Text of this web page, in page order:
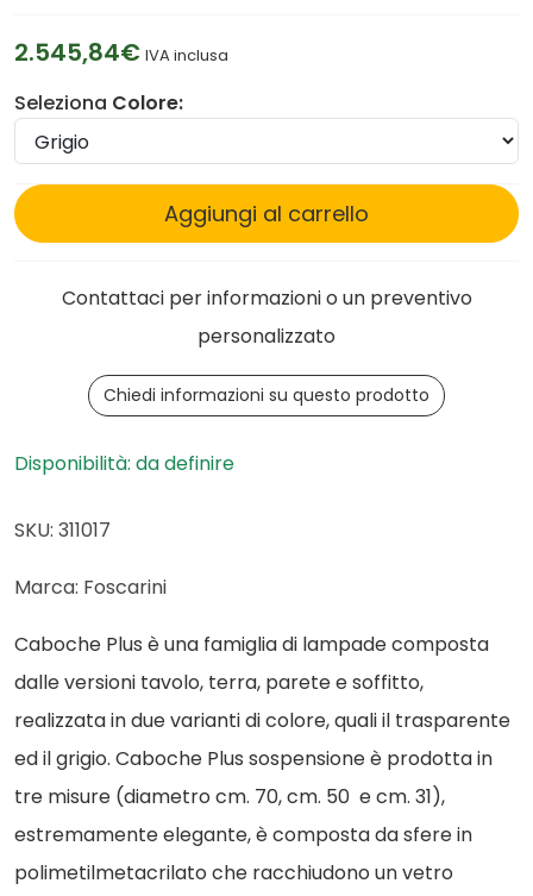
2.545,84€ IVA inclusa
Seleziona Colore:
Aggiungi al carrello
Contattaci per informazioni o un preventivo
personalizzato
Chiedi informazioni su questo prodotto
Disponibilità: da definire
SKU: 311017
Marca: Foscarini
Caboche Plus è una famiglia di lampade composta
dalle versioni tavolo, terra, parete e soffitto,
realizzata in due varianti di colore, quali il trasparente
ed il grigio. Caboche Plus sospensione è prodotta in
tre misure (diametro cm. 70, cm. 50 e cm. 31),
estremamente elegante, è composta da sfere in
polimetilmetacrilato che racchiudono un vetro